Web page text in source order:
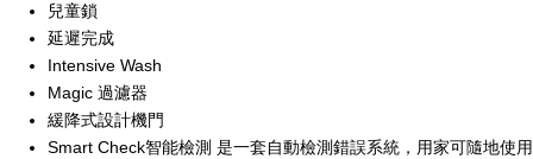
兒童鎖
延遲完成
Intensive Wash
Magic 過濾器
緩降式設計機門
Smart Check智能檢測 是一套自動檢測錯誤系統，用家可隨地使用